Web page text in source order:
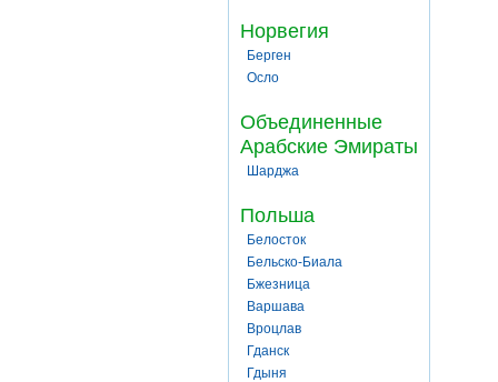
Норвегия
Берген
Осло
Объединенные
Арабские Эмираты
Шарджа
Польша
Белосток
Бельско-Биала
Бжезница
Варшава
Вроцлав
Гданск
Гдыня